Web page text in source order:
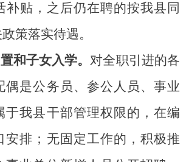
补贴，之后仍在聘的按我县同
策落实待遇。
和子女入学。 对全职引进的各
偶是公务员、参公人员、事业
于我县干部管理权限的，在编
安排；无固定工作的，积极推